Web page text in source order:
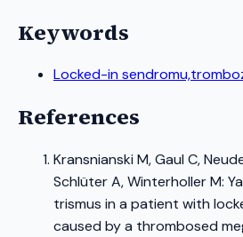
Keywords
Locked-in
References
Kransnianski M, Gaul C,
Schlüter A, Winterholler M:
trismus in a patient with
caused by a thrombosed